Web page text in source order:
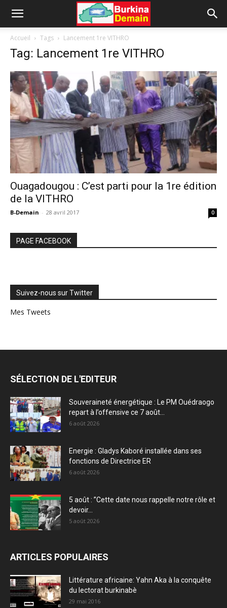
Accueil Tags Lancement 1re VITHRO
Tag: Lancement 1re VITHRO
Ouagadougou : C’est parti pour la 1re édition
de la VITHRO
B-Demain - 28 avril 2017 0
PAGE FACEBOOK
Suivez-nous sur Twitter
Mes Tweets
SÉLECTION DE L'EDITEUR
Souveraineté énergétique : Le PM Ouédraogo
repart à l’offensive ce 7 août...
6 août 2026
Energie : Gladys Kaboré installée dans ses
fonctions de Directrice ER
6 août 2026
5 août : ”Cette date nous rappelle notre rôle et
devoir...
5 août 2026
ARTICLES POPULAIRES
Littérature africaine: Yahn Aka à la conquête
du lectorat burkinabè
29 mai 2016